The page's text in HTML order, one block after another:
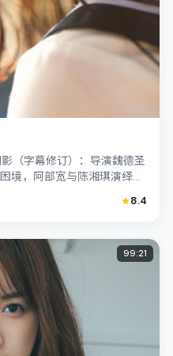
（字幕修订）：导演魏德圣
境，阿部宽与陈湘琪演绎兄
8.4
99:21